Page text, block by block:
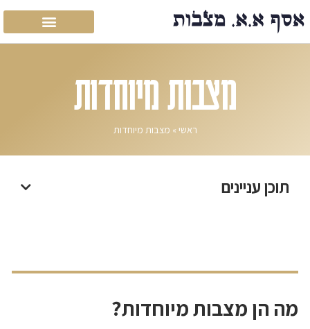
מצבות מיוחדות
ראשי » מצבות מיוחדות
תוכן עניינים
מה הן מצבות מיוחדות?